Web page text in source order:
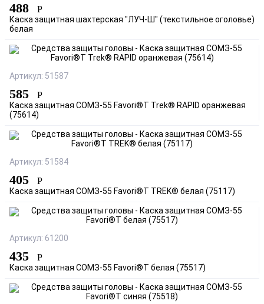
488 Р
Каска защитная шахтерская "ЛУЧ-Ш" (текстильное оголовье)
белая
Артикул: 51587
585 Р
Каска защитная СОМЗ-55 Favori®T Trek® RAPID оранжевая
(75614)
Артикул: 51584
405 Р
Каска защитная СОМЗ-55 Favori®T TREK® белая (75117)
Артикул: 61200
435 Р
Каска защитная СОМЗ-55 Favori®T белая (75517)